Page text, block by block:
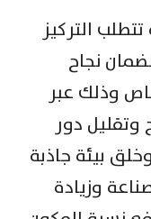
التركيز
نجاح
وذلك عبر
وتقليل دور
بيئة جاذبة
وزيادة